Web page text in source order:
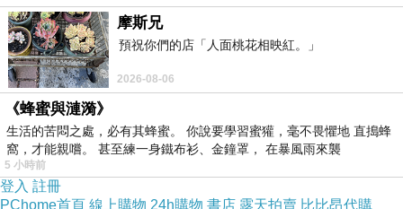
摩斯兄
預祝你們的店「人面桃花相映紅。」
2026-08-06
《蜂蜜與漣漪》
生活的苦悶之處，必有其蜂蜜。 你說要學習蜜獾，毫不畏懼地 直搗蜂
窩，才能親嚐。 甚至練一身鐵布衫、金鐘罩， 在暴風雨來襲
5 小時前
登入 註冊
PChome首頁 線上購物 24h購物 書店 露天拍賣 比比昂代購